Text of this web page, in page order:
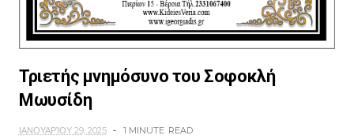
Τριετής μνημόσυνο του Σοφοκλή
Μωυσίδη
ΙΑΝΟΥΑΡΊΟΥ 29, 2025 1 MINUTE READ